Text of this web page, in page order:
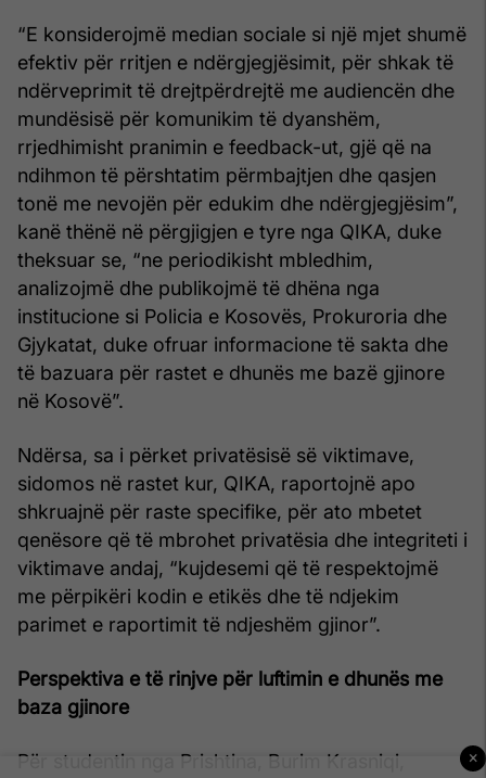
“E konsiderojmë median sociale si një mjet shumë
efektiv për rritjen e ndërgjegjësimit, për shkak të
ndërveprimit të drejtpërdrejtë me audiencën dhe
mundësisë për komunikim të dyanshëm,
rrjedhimisht pranimin e feedback-ut, gjë që na
ndihmon të përshtatim përmbajtjen dhe qasjen
tonë me nevojën për edukim dhe ndërgjegjësim”,
kanë thënë në përgjigjen e tyre nga QIKA, duke
theksuar se, “ne periodikisht mbledhim,
analizojmë dhe publikojmë të dhëna nga
institucione si Policia e Kosovës, Prokuroria dhe
Gjykatat, duke ofruar informacione të sakta dhe
të bazuara për rastet e dhunës me bazë gjinore
në Kosovë”.
Ndërsa, sa i përket privatësisë së viktimave,
sidomos në rastet kur, QIKA, raportojnë apo
shkruajnë për raste specifike, për ato mbetet
qenësore që të mbrohet privatësia dhe integriteti i
viktimave andaj, “kujdesemi që të respektojmë
me përpikëri kodin e etikës dhe të ndjekim
parimet e raportimit të ndjeshëm gjinor”.
Perspektiva e të rinjve për luftimin e dhunës me
baza gjinore
Për studentin nga Prishtina, Burim Krasniqi,
×